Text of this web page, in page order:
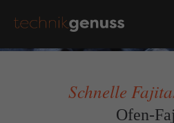
Schnelle
Ofen-